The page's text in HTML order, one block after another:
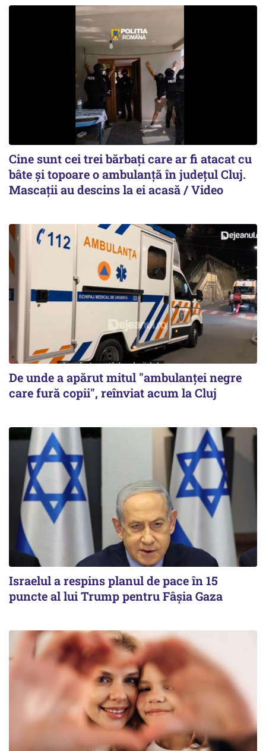
Cine sunt cei trei bărbați care ar fi atacat cu
bâte și topoare o ambulanță în județul Cluj.
Mascații au descins la ei acasă / Video
De unde a apărut mitul "ambulanței negre
care fură copii", reînviat acum la Cluj
Israelul a respins planul de pace în 15
puncte al lui Trump pentru Fâșia Gaza